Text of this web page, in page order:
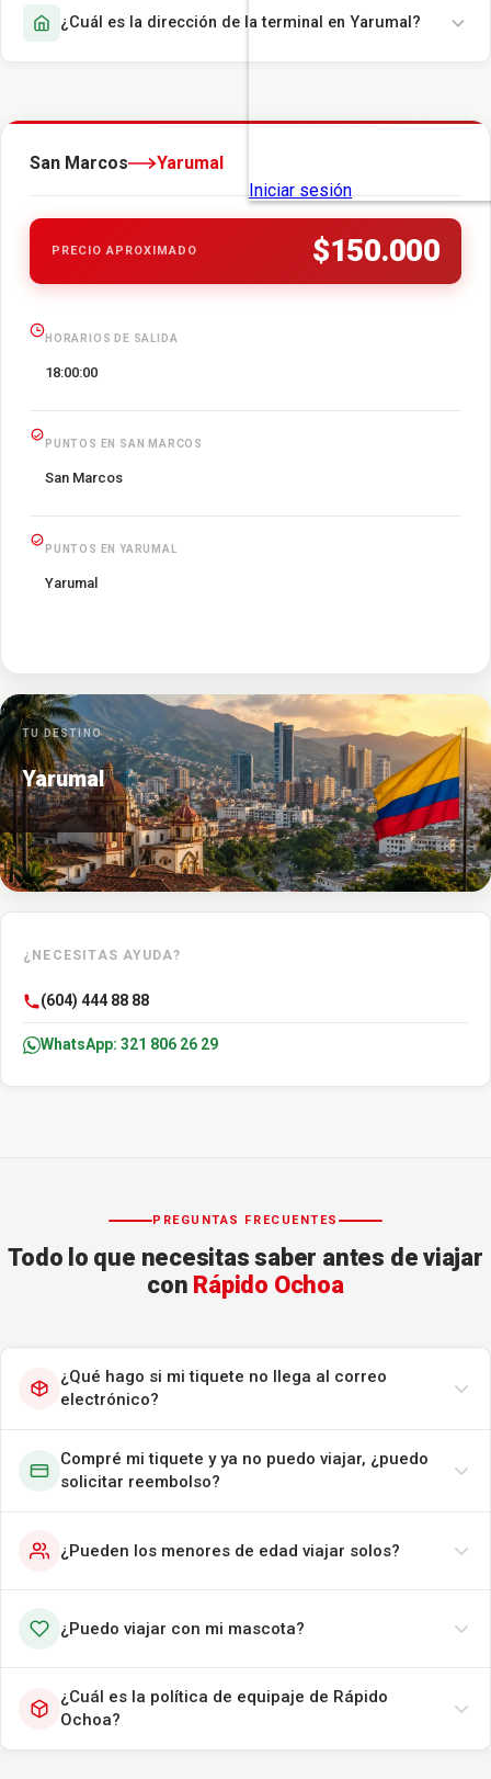
¿Cuál es la dirección de la terminal en Yarumal?
San Marcos Yarumal
PRECIO APROXIMADO $150.000
HORARIOS DE SALIDA
18:00:00
PUNTOS EN SAN MARCOS
San Marcos
PUNTOS EN YARUMAL
Yarumal
TU DESTINO
Yarumal
¿NECESITAS AYUDA?
(604) 444 88 88
WhatsApp: 321 806 26 29
PREGUNTAS FRECUENTES
Todo lo que necesitas saber antes de viajar
con Rápido Ochoa
¿Qué hago si mi tiquete no llega al correo
electrónico?
Compré mi tiquete y ya no puedo viajar, ¿puedo
solicitar reembolso?
¿Pueden los menores de edad viajar solos?
¿Puedo viajar con mi mascota?
¿Cuál es la política de equipaje de Rápido
Ochoa?